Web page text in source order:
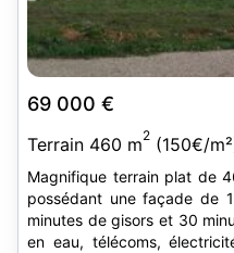
69 000 €
Terrain 460 m2 (150€/
Magnifique terrain plat de
possédant une façade de
minutes de gisors et 30
en eau, télécoms,